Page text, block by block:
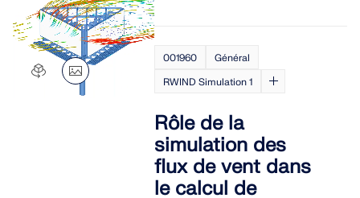
001960
Général
RWIND Simulation 1
Rôle de la
simulation des
flux de vent dans
le calcul de